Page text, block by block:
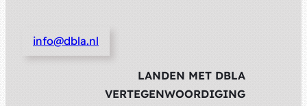
info@dbla.nl
LANDEN MET DBLA
VERTEGENWOORDIGING